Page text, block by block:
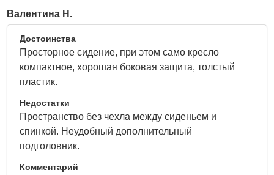
Валентина Н.
Достоинства
Просторное сидение, при этом само кресло
компактное, хорошая боковая защита, толстый
пластик.
Недостатки
Пространство без чехла между сиденьем и
спинкой. Неудобный дополнительный
подголовник.
Комментарий